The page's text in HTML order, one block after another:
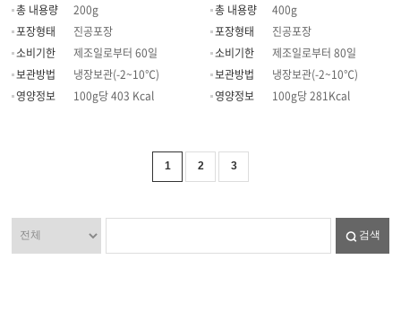
총 내용량
200g
포장형태
진공포장
소비기한
제조일로부터 60일
보관방법
냉장보관(-2~10℃)
영양정보
100g당 403 Kcal
총 내용량
400g
포장형태
진공포장
소비기한
제조일로부터 80일
보관방법
냉장보관(-2~10℃)
영양정보
100g당 281Kcal
1 2 3
검색